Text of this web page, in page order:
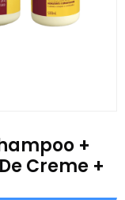
+
Creme +